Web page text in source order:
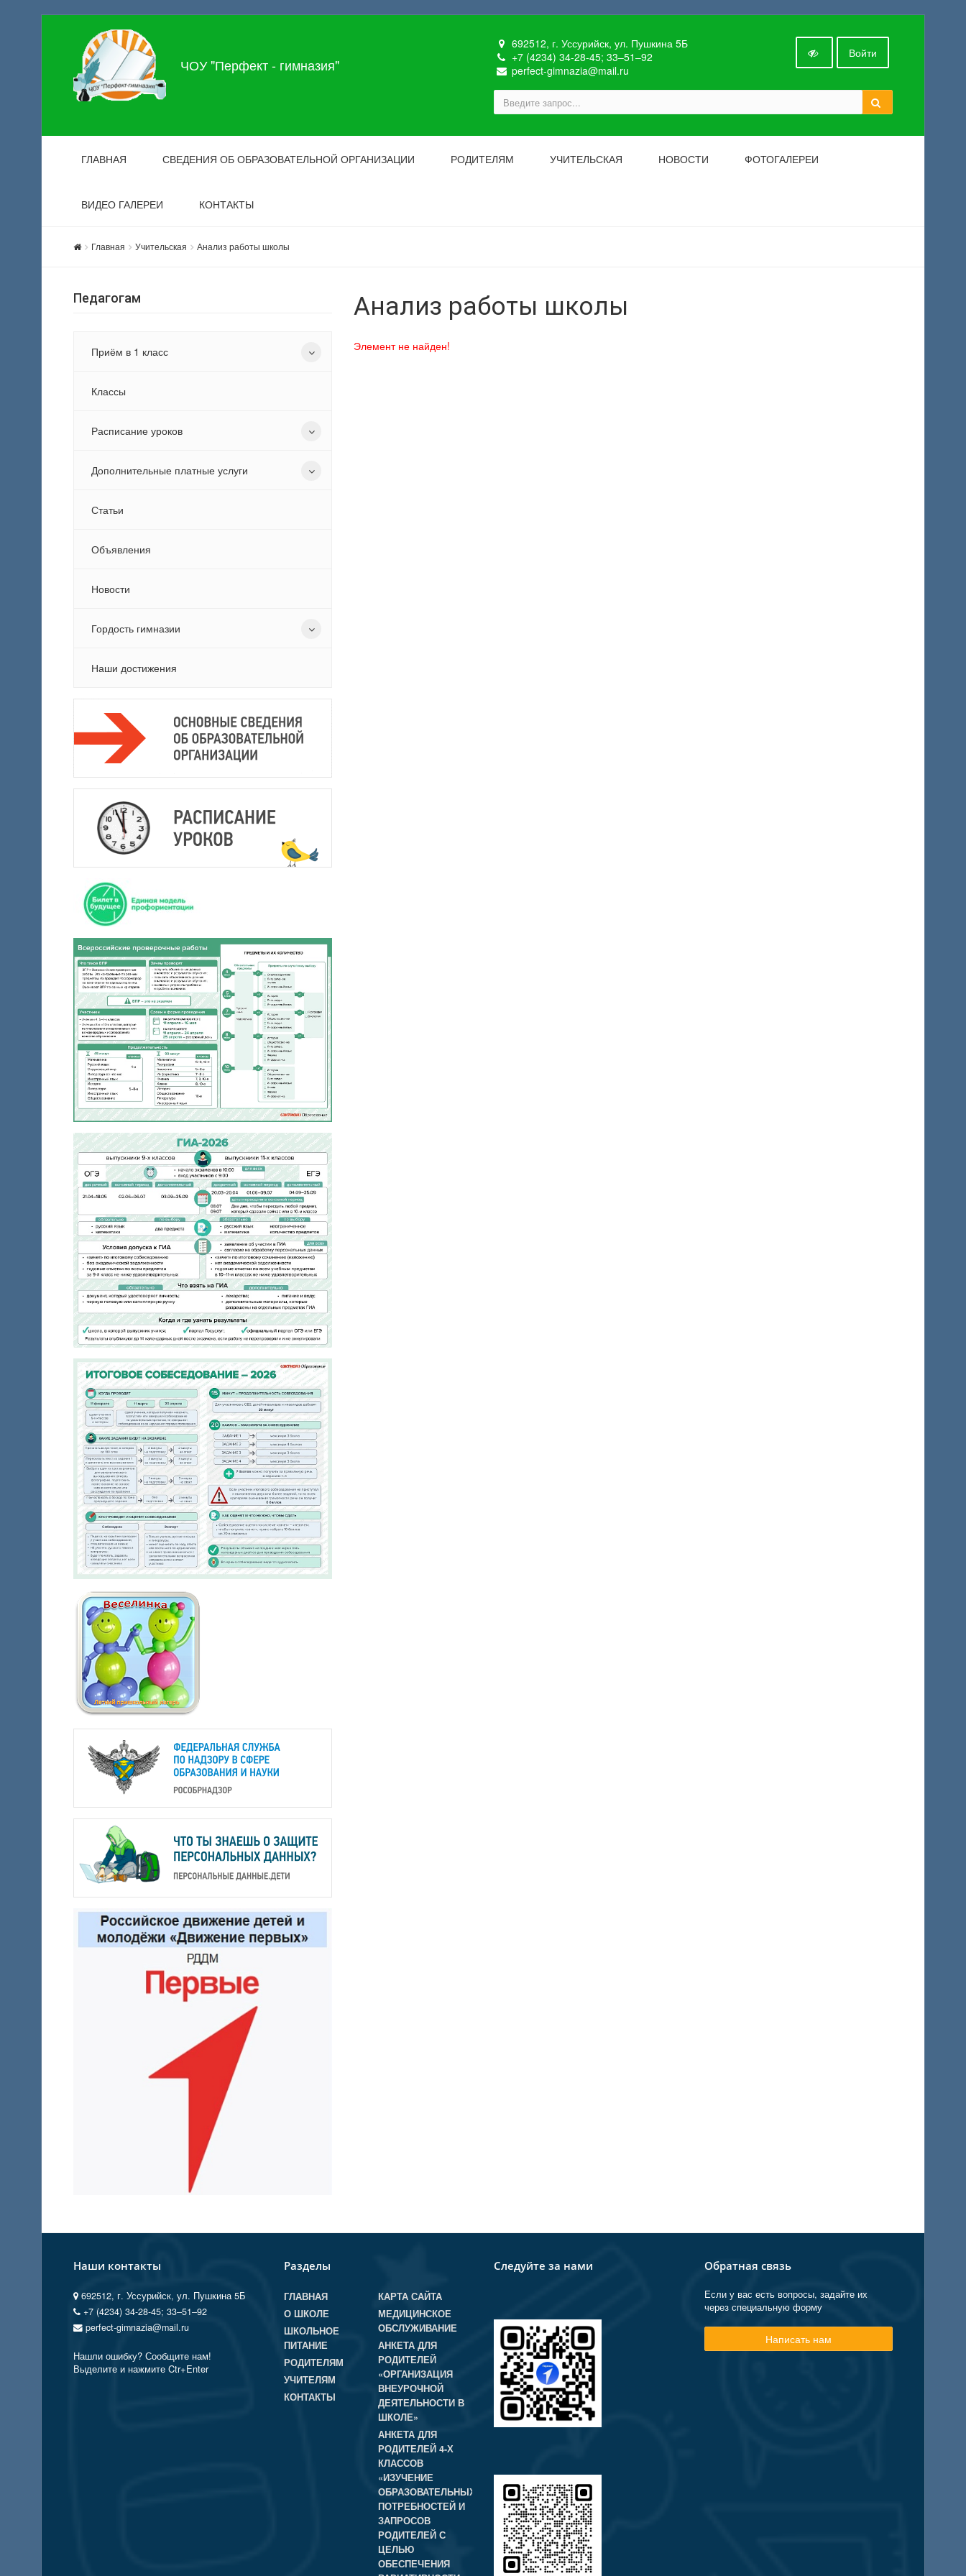
ЧОУ "Перфект - гимназия"
692512, г. Уссурийск, ул. Пушкина 5Б
+7 (4234) 34-28-45; 33‒51‒92
perfect-gimnazia@mail.ru
Войти
ГЛАВНАЯ СВЕДЕНИЯ ОБ ОБРАЗОВАТЕЛЬНОЙ ОРГАНИЗАЦИИ РОДИТЕЛЯМ УЧИТЕЛЬСКАЯ НОВОСТИ ФОТОГАЛЕРЕИ
ВИДЕО ГАЛЕРЕИ КОНТАКТЫ
Главная Учительская Анализ работы школы
Педагогам
Приём в 1 класс
Классы
Расписание уроков
Дополнительные платные услуги
Статьи
Объявления
Новости
Гордость гимназии
Наши достижения
Анализ работы школы
Элемент не найден!
Наши контакты
692512, г. Уссурийск, ул. Пушкина 5Б
+7 (4234) 34-28-45; 33‒51‒92
perfect-gimnazia@mail.ru
Нашли ошибку? Сообщите нам!
Выделите и нажмите Ctr+Enter
Разделы
ГЛАВНАЯ
О ШКОЛЕ
ШКОЛЬНОЕ
ПИТАНИЕ
РОДИТЕЛЯМ
УЧИТЕЛЯМ
КОНТАКТЫ
КАРТА САЙТА
МЕДИЦИНСКОЕ
ОБСЛУЖИВАНИЕ
АНКЕТА ДЛЯ
РОДИТЕЛЕЙ
«ОРГАНИЗАЦИЯ
ВНЕУРОЧНОЙ
ДЕЯТЕЛЬНОСТИ В
ШКОЛЕ»
АНКЕТА ДЛЯ
РОДИТЕЛЕЙ 4-Х
КЛАССОВ
«ИЗУЧЕНИЕ
ОБРАЗОВАТЕЛЬНЫХ
ПОТРЕБНОСТЕЙ И
ЗАПРОСОВ
РОДИТЕЛЕЙ С
ЦЕЛЬЮ
ОБЕСПЕЧЕНИЯ
Следуйте за нами Обратная связь
Если у вас есть вопросы, задайте их
через специальную форму
Написать нам